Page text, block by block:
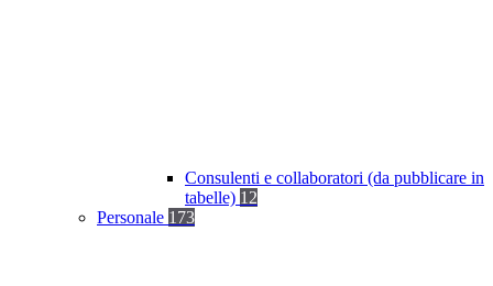
Consulenti e collaboratori (da pubblicare in
tabelle) 12
Personale 173